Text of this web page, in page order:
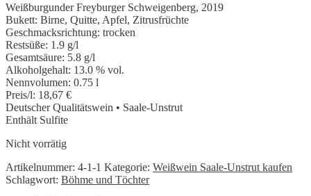
Weißburgunder Freyburger Schweigenberg, 2019
Bukett: Birne, Quitte, Apfel, Zitrusfrüchte
Geschmacksrichtung: trocken
Restsüße: 1.9 g/l
Gesamtsäure: 5.8 g/l
Alkoholgehalt: 13.0 % vol.
Nennvolumen: 0.75 l
Preis/l: 18,67 €
Deutscher Qualitätswein • Saale-Unstrut
Enthält Sulfite
Nicht vorrätig
Artikelnummer: 4-1-1 Kategorie: Weißwein Saale-Unstrut kaufen
Schlagwort: Böhme und Töchter